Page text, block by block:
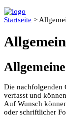
Startseite >
Die nachfolgenden
verfasst und
Auf Wunsch
oder schriftlicher